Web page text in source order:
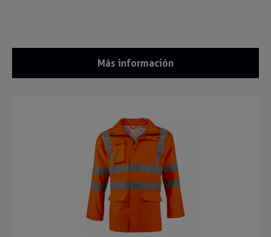
Más información